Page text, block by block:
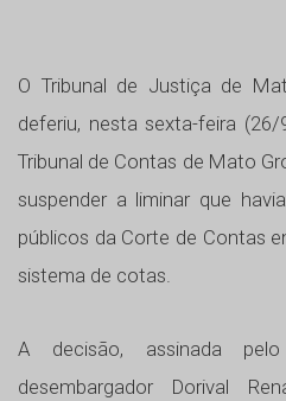
O Tribunal de Justiça de
deferiu, nesta sexta-feira
Tribunal de Contas de Mato
suspender a liminar que
públicos da Corte de Contas
sistema de cotas.
A decisão, assinada
desembargador Dorival